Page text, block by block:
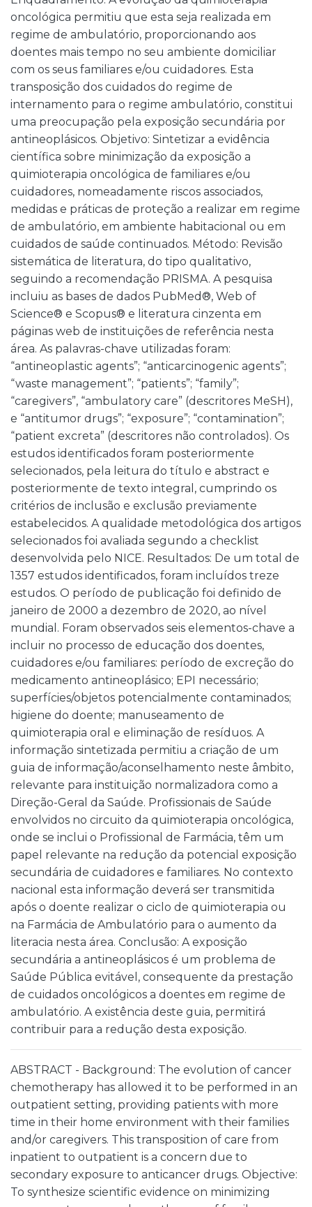
oncológica permitiu que esta seja realizada em
regime de ambulatório, proporcionando aos
doentes mais tempo no seu ambiente domiciliar
com os seus familiares e/ou cuidadores. Esta
transposição dos cuidados do regime de
internamento para o regime ambulatório, constitui
uma preocupação pela exposição secundária por
antineoplásicos. Objetivo: Sintetizar a evidência
científica sobre minimização da exposição a
quimioterapia oncológica de familiares e/ou
cuidadores, nomeadamente riscos associados,
medidas e práticas de proteção a realizar em regime
de ambulatório, em ambiente habitacional ou em
cuidados de saúde continuados. Método: Revisão
sistemática de literatura, do tipo qualitativo,
seguindo a recomendação PRISMA. A pesquisa
incluiu as bases de dados PubMed®, Web of
Science® e Scopus® e literatura cinzenta em
páginas web de instituições de referência nesta
área. As palavras-chave utilizadas foram:
“antineoplastic agents”; “anticarcinogenic agents”;
“waste management”; “patients”; “family”;
“caregivers”, “ambulatory care” (descritores MeSH),
e “antitumor drugs”; “exposure”; “contamination”;
“patient excreta” (descritores não controlados). Os
estudos identificados foram posteriormente
selecionados, pela leitura do título e abstract e
posteriormente de texto integral, cumprindo os
critérios de inclusão e exclusão previamente
estabelecidos. A qualidade metodológica dos artigos
selecionados foi avaliada segundo a checklist
desenvolvida pelo NICE. Resultados: De um total de
1357 estudos identificados, foram incluídos treze
estudos. O período de publicação foi definido de
janeiro de 2000 a dezembro de 2020, ao nível
mundial. Foram observados seis elementos-chave a
incluir no processo de educação dos doentes,
cuidadores e/ou familiares: período de excreção do
medicamento antineoplásico; EPI necessário;
superfícies/objetos potencialmente contaminados;
higiene do doente; manuseamento de
quimioterapia oral e eliminação de resíduos. A
informação sintetizada permitiu a criação de um
guia de informação/aconselhamento neste âmbito,
relevante para instituição normalizadora como a
Direção-Geral da Saúde. Profissionais de Saúde
envolvidos no circuito da quimioterapia oncológica,
onde se inclui o Profissional de Farmácia, têm um
papel relevante na redução da potencial exposição
secundária de cuidadores e familiares. No contexto
nacional esta informação deverá ser transmitida
após o doente realizar o ciclo de quimioterapia ou
na Farmácia de Ambulatório para o aumento da
literacia nesta área. Conclusão: A exposição
secundária a antineoplásicos é um problema de
Saúde Pública evitável, consequente da prestação
de cuidados oncológicos a doentes em regime de
ambulatório. A existência deste guia, permitirá
contribuir para a redução desta exposição.
ABSTRACT - Background: The evolution of cancer
chemotherapy has allowed it to be performed in an
outpatient setting, providing patients with more
time in their home environment with their families
and/or caregivers. This transposition of care from
inpatient to outpatient is a concern due to
secondary exposure to anticancer drugs. Objective:
To synthesize scientific evidence on minimizing